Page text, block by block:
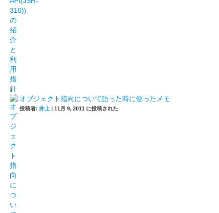
オブジェクト指向について語った時に使ったメモ
投稿者: 井上 | 11月 9, 2011 に投稿された